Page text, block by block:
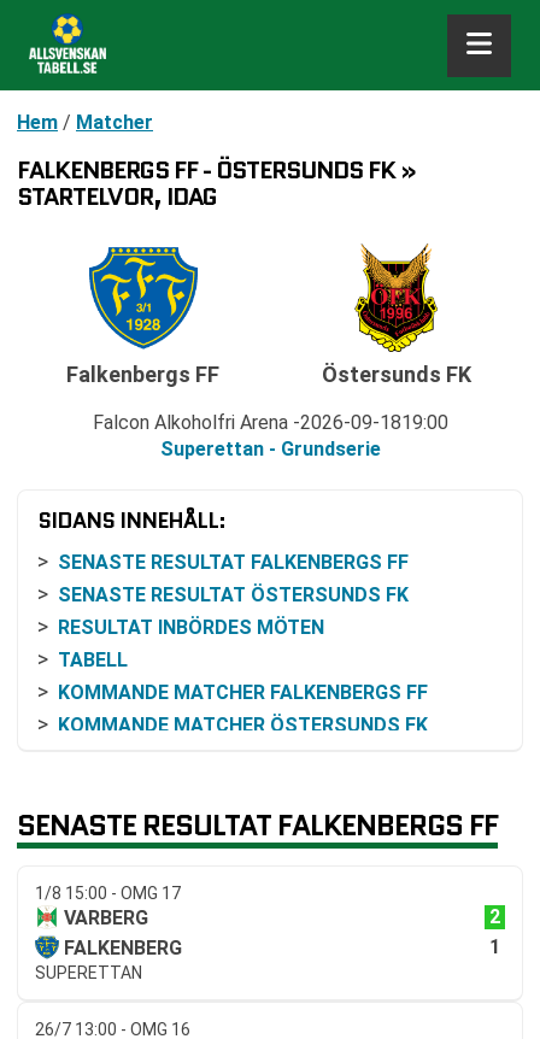
Hem / Matcher
FALKENBERGS FF - ÖSTERSUNDS FK »
STARTELVOR, IDAG
Falkenbergs FF
Falcon Alkoholfri Arena 2026-09-1819:00
Superettan - Grundserie
Östersunds FK
SIDANS INNEHÅLL:
SENASTE RESULTAT FALKENBERGS FF
SENASTE RESULTAT ÖSTERSUNDS FK
RESULTAT INBÖRDES MÖTEN
TABELL
KOMMANDE MATCHER FALKENBERGS FF
KOMMANDE MATCHER ÖSTERSUNDS FK
SENASTE RESULTAT FALKENBERGS FF
1/8 15:00 - OMG 17
VARBERG
2
FALKENBERG
1
SUPERETTAN
26/7 13:00 - OMG 16